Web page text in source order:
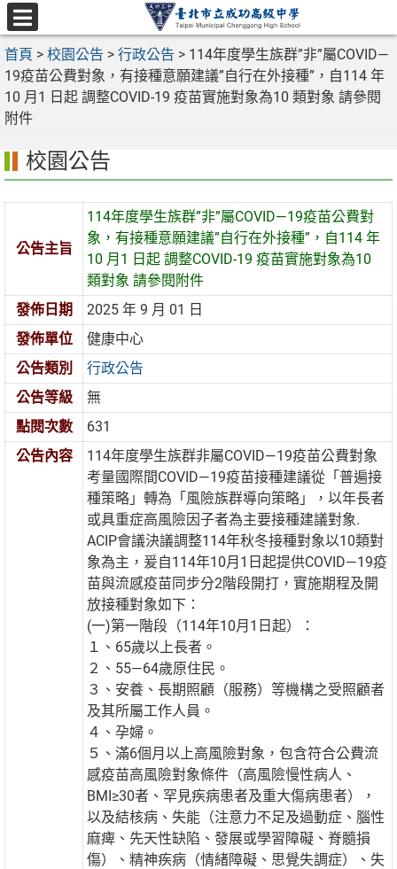
跳
至
主
要
內
容
選
單
首頁 > 校園公告 > 行政公告 > 114年度學生族群”非”屬COVID—
19疫苗公費對象，有接種意願建議”自行在外接種”，自114 年
10 月1 日起 調整COVID-19 疫苗實施對象為10 類對象 請參閱
附件
校園公告
公告主旨
114年度學生族群”非”屬COVID—19疫苗公費對
象，有接種意願建議”自行在外接種”，自114 年
10 月1 日起 調整COVID-19 疫苗實施對象為10
類對象 請參閱附件
發佈日期
2025 年 9 月 01 日
發佈單位
健康中心
公告類別
行政公告
公告等級
無
點閱次數
631
公告內容
114年度學生族群非屬COVID—19疫苗公費對象
考量國際間COVID—19疫苗接種建議從「普遍接
種策略」轉為「風險族群導向策略」，以年長者
或具重症高風險因子者為主要接種建議對象.
ACIP會議決議調整114年秋冬接種對象以10類對
象為主，爰自114年10月1日起提供COVID—19疫
苗與流感疫苗同步分2階段開打，實施期程及開
放接種對象如下：
(一)第一階段（114年10月1日起）：
１、65歲以上長者。
２、55—64歲原住民。
３、安養、長期照顧（服務）等機構之受照顧者
及其所屬工作人員。
４、孕婦。
５、滿6個月以上高風險對象，包含符合公費流
感疫苗高風險對象條件（高風險慢性病人、
BMI≥30者、罕見疾病患者及重大傷病患者），
以及結核病、失能（注意力不足及過動症、腦性
麻痺、先天性缺陷、發展或學習障礙、脊髓損
傷）、精神疾病（情緒障礙、思覺失調症）、失